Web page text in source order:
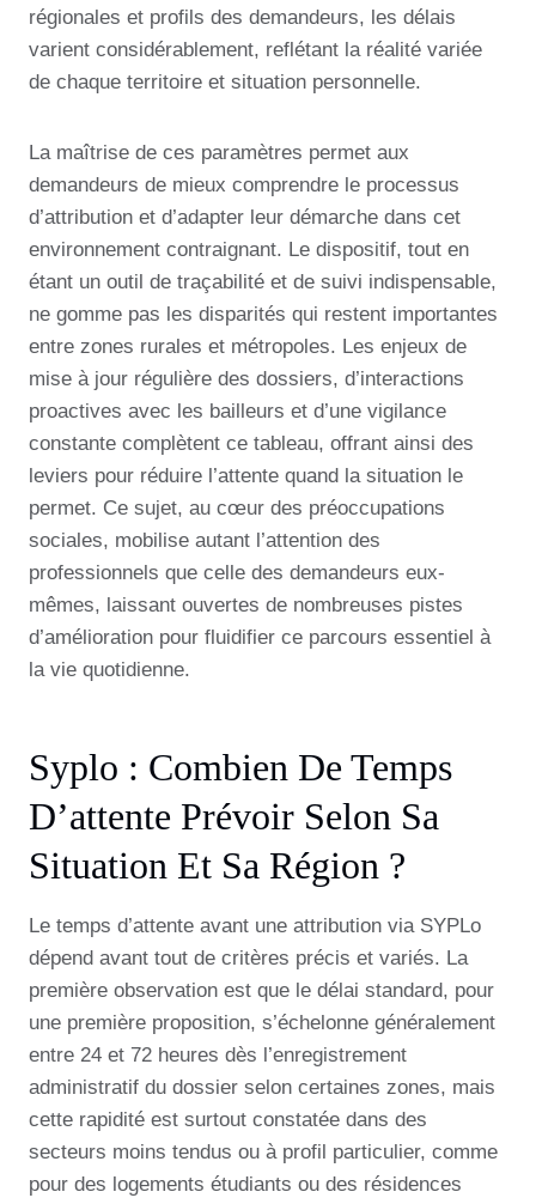
régionales et profils des demandeurs, les délais
varient considérablement, reflétant la réalité variée
de chaque territoire et situation personnelle.
La maîtrise de ces paramètres permet aux
demandeurs de mieux comprendre le processus
d’attribution et d’adapter leur démarche dans cet
environnement contraignant. Le dispositif, tout en
étant un outil de traçabilité et de suivi indispensable,
ne gomme pas les disparités qui restent importantes
entre zones rurales et métropoles. Les enjeux de
mise à jour régulière des dossiers, d’interactions
proactives avec les bailleurs et d’une vigilance
constante complètent ce tableau, offrant ainsi des
leviers pour réduire l’attente quand la situation le
permet. Ce sujet, au cœur des préoccupations
sociales, mobilise autant l’attention des
professionnels que celle des demandeurs eux-
mêmes, laissant ouvertes de nombreuses pistes
d’amélioration pour fluidifier ce parcours essentiel à
la vie quotidienne.
Syplo : Combien De Temps
D’attente Prévoir Selon Sa
Situation Et Sa Région ?
Le temps d’attente avant une attribution via SYPLo
dépend avant tout de critères précis et variés. La
première observation est que le délai standard, pour
une première proposition, s’échelonne généralement
entre 24 et 72 heures dès l’enregistrement
administratif du dossier selon certaines zones, mais
cette rapidité est surtout constatée dans des
secteurs moins tendus ou à profil particulier, comme
pour des logements étudiants ou des résidences